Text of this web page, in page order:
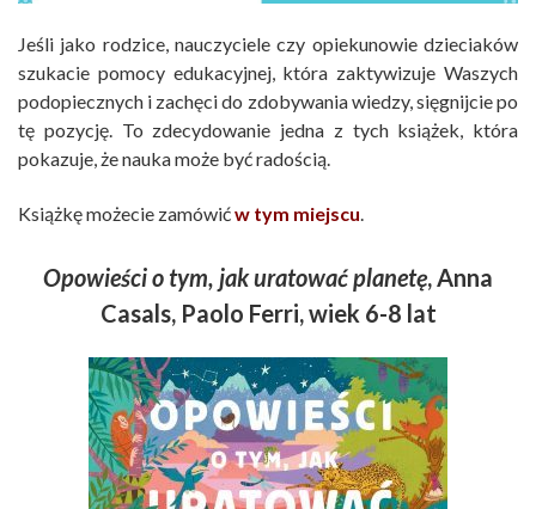
Jeśli jako rodzice, nauczyciele czy opiekunowie dzieciaków
szukacie pomocy edukacyjnej, która zaktywizuje Waszych
podopiecznych i zachęci do zdobywania wiedzy, sięgnijcie po
tę pozycję. To zdecydowanie jedna z tych książek, która
pokazuje, że nauka może być radością.
Książkę możecie zamówićw tym miejscu.
Opowieści o tym, jak uratować planetę, Anna
Casals, Paolo Ferri, wiek 6-8 lat